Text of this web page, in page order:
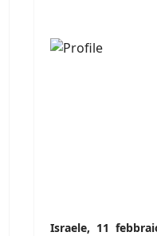
Israele, 11